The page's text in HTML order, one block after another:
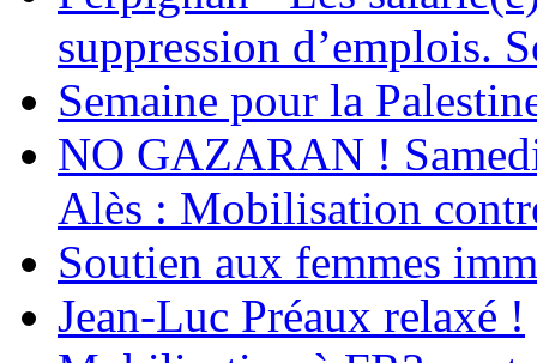
suppression d’emplois.
Semaine pour la
NO GAZARAN !
Alès : Mobilisation
Soutien aux femmes
Jean-Luc Préaux relaxé !